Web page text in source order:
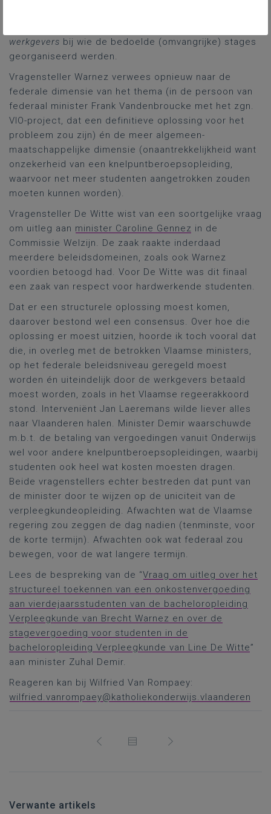
werkgevers bij wie de bedoelde (omvangrijke) stages
georganiseerd werden.
Vragensteller Warnez verwees opnieuw naar de
federale dimensie van het thema (in de persoon van
federaal minister Frank Vandenbroucke met het zgn.
VIO-project, dat een definitieve oplossing voor het
probleem zou zijn) én de meer algemeen-
maatschappelijke dimensie (onaantrekkelijkheid want
onzekerheid van een knelpuntberoepsopleiding,
waarvoor net meer studenten aangetrokken zouden
moeten kunnen worden).
Vragensteller De Witte wist van een soortgelijke vraag
om uitleg aan minister Caroline Gennez in de
Commissie Welzijn. De zaak raakte inderdaad
meerdere beleidsdomeinen, zoals ook Warnez
voordien betoogd had. Voor De Witte was dit finaal
een zaak van respect voor hardwerkende studenten.
Dat er een structurele oplossing moest komen,
daarover bestond wel een consensus. Over hoe die
oplossing er moest uitzien, hoorde ik toch vooral dat
die, in overleg met de betrokken Vlaamse ministers,
op het federale beleidsniveau geregeld moest
worden én uiteindelijk door de werkgevers betaald
moest worden, zoals in het Vlaamse regeerakkoord
stond. Interveniënt Jan Laeremans wilde liever alles
naar Vlaanderen halen. Minister Demir waarschuwde
m.b.t. de betaling van vergoedingen vanuit Onderwijs
wel voor andere knelpuntberoepsopleidingen, waarbij
studenten ook heel wat kosten moesten dragen.
Beide vragenstellers echter bestreden dat punt van
de minister door te wijzen op de uniciteit van de
verpleegkundeopleiding. Afwachten wat de Vlaamse
regering zou zeggen de dag nadien (tenminste, voor
de korte termijn). Afwachten ook wat federaal zou
bewegen, voor de wat langere termijn.
Lees de bespreking van de “Vraag om uitleg over het
structureel toekennen van een onkostenvergoeding
aan vierdejaarsstudenten van de bacheloropleiding
Verpleegkunde van Brecht Warnez en over de
stagevergoeding voor studenten in de
bacheloropleiding Verpleegkunde van Line De Witte”
aan minister Zuhal Demir.
Reageren kan bij Wilfried Van Rompaey:
wilfried.vanrompaey@katholiekonderwijs.vlaanderen
Verwante artikels